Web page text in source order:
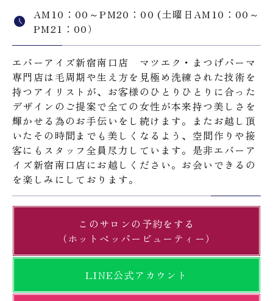
AM10：00～PM20：00 (土曜日AM10：00～
PM21：00）
エバーアイズ新宿南口店 マツエク・まつげパーマ
専門店は毛周期や生え方を見極め洗練された技術を
持つアイリストが、お客様のひとりひとりに合った
デザインのご提案で全ての女性が本来持つ美しさを
輝かせる為のお手伝いをし続けます。またお越し頂
いたその時間までも美しくなるよう、空間作りや接
客にもスタッフ全員尽力しています。是非エバーア
イズ新宿南口店にお越しください。お会いできるの
を楽しみにしております。
このサロンの予約をする
（ホットペッパービューティー）
LINE公式アカウント